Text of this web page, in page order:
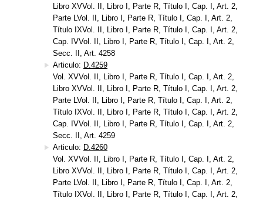
Libro XVVol. II, Libro I, Parte R, Título I, Cap. I, Art. 2,
Parte LVol. II, Libro I, Parte R, Título I, Cap. I, Art. 2,
Título IXVol. II, Libro I, Parte R, Título I, Cap. I, Art. 2,
Cap. IVVol. II, Libro I, Parte R, Título I, Cap. I, Art. 2,
Secc. II, Art. 4258
Articulo: D.4259
Vol. XVVol. II, Libro I, Parte R, Título I, Cap. I, Art. 2,
Libro XVVol. II, Libro I, Parte R, Título I, Cap. I, Art. 2,
Parte LVol. II, Libro I, Parte R, Título I, Cap. I, Art. 2,
Título IXVol. II, Libro I, Parte R, Título I, Cap. I, Art. 2,
Cap. IVVol. II, Libro I, Parte R, Título I, Cap. I, Art. 2,
Secc. II, Art. 4259
Articulo: D.4260
Vol. XVVol. II, Libro I, Parte R, Título I, Cap. I, Art. 2,
Libro XVVol. II, Libro I, Parte R, Título I, Cap. I, Art. 2,
Parte LVol. II, Libro I, Parte R, Título I, Cap. I, Art. 2,
Título IXVol. II, Libro I, Parte R, Título I, Cap. I, Art. 2,